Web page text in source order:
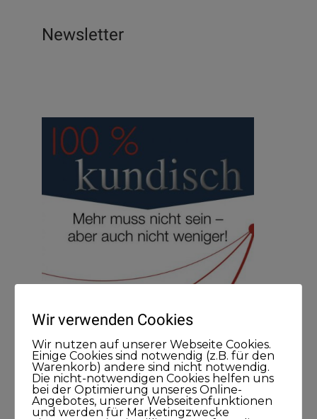
Newsletter
Wir verwenden Cookies
Wir nutzen auf unserer Webseite Cookies.
Einige Cookies sind notwendig (z.B. für den
Warenkorb) andere sind nicht notwendig.
Die nicht-notwendigen Cookies helfen uns
bei der Optimierung unseres Online-
Angebotes, unserer Webseitenfunktionen
und werden für Marketingzwecke